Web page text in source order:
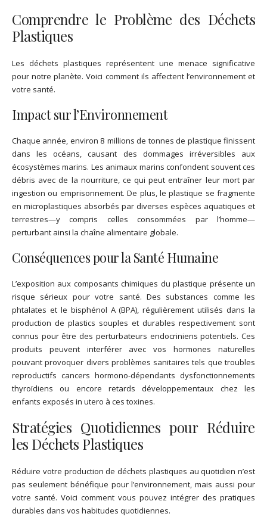
Comprendre le Problème des Déchets
Plastiques
Les déchets plastiques représentent une menace significative
pour notre planète. Voici comment ils affectent l’environnement et
votre santé.
Impact sur l’Environnement
Chaque année, environ 8 millions de tonnes de plastique finissent
dans les océans, causant des dommages irréversibles aux
écosystèmes marins. Les animaux marins confondent souvent ces
débris avec de la nourriture, ce qui peut entraîner leur mort par
ingestion ou emprisonnement. De plus, le plastique se fragmente
en microplastiques absorbés par diverses espèces aquatiques et
terrestres—y compris celles consommées par l’homme—
perturbant ainsi la chaîne alimentaire globale.
Conséquences pour la Santé Humaine
L’exposition aux composants chimiques du plastique présente un
risque sérieux pour votre santé. Des substances comme les
phtalates et le bisphénol A (BPA), régulièrement utilisés dans la
production de plastics souples et durables respectivement sont
connus pour être des perturbateurs endocriniens potentiels. Ces
produits peuvent interférer avec vos hormones naturelles
pouvant provoquer divers problèmes sanitaires tels que troubles
reproductifs cancers hormono-dépendants dysfonctionnements
thyroïdiens ou encore retards développementaux chez les
enfants exposés in utero à ces toxines.
Stratégies Quotidiennes pour Réduire
les Déchets Plastiques
Réduire votre production de déchets plastiques au quotidien n’est
pas seulement bénéfique pour l’environnement, mais aussi pour
votre santé. Voici comment vous pouvez intégrer des pratiques
durables dans vos habitudes quotidiennes.